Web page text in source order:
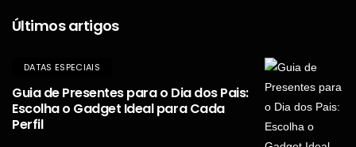
Últimos artigos
DATAS ESPECIAIS
Guia de Presentes para o Dia dos Pais:
Escolha o Gadget Ideal para Cada
Perfil